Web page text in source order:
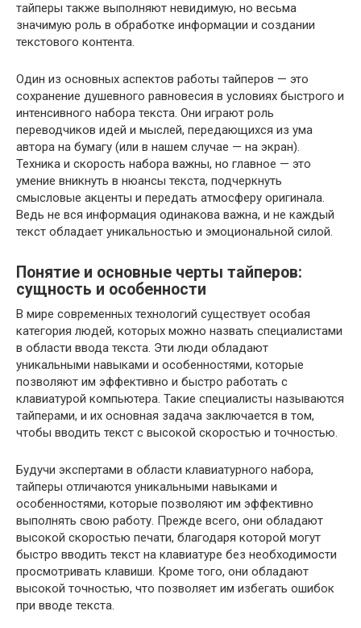
тайперы также выполняют невидимую, но весьма
значимую роль в обработке информации и создании
текстового контента.
Один из основных аспектов работы тайперов — это
сохранение душевного равновесия в условиях быстрого и
интенсивного набора текста. Они играют роль
переводчиков идей и мыслей, передающихся из ума
автора на бумагу (или в нашем случае — на экран).
Техника и скорость набора важны, но главное — это
умение вникнуть в нюансы текста, подчеркнуть
смысловые акценты и передать атмосферу оригинала.
Ведь не вся информация одинакова важна, и не каждый
текст обладает уникальностью и эмоциональной силой.
Понятие и основные черты тайперов:
сущность и особенности
В мире современных технологий существует особая
категория людей, которых можно назвать специалистами
в области ввода текста. Эти люди обладают
уникальными навыками и особенностями, которые
позволяют им эффективно и быстро работать с
клавиатурой компьютера. Такие специалисты называются
тайперами, и их основная задача заключается в том,
чтобы вводить текст с высокой скоростью и точностью.
Будучи экспертами в области клавиатурного набора,
тайперы отличаются уникальными навыками и
особенностями, которые позволяют им эффективно
выполнять свою работу. Прежде всего, они обладают
высокой скоростью печати, благодаря которой могут
быстро вводить текст на клавиатуре без необходимости
просмотривать клавиши. Кроме того, они обладают
высокой точностью, что позволяет им избегать ошибок
при вводе текста.